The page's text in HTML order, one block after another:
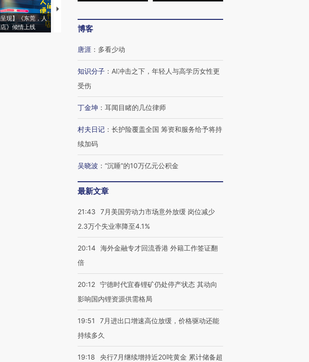
呈现】《东莞，人
》倾情上线
【推广】走进第四届链博
会，让数智科技“链”接产
【特别呈现】寻找100种
CFO：不靠规模取胜，华
博客
唐涯 ： 多看少动
知识分子 ： AI冲击之下，年轻人与高学历女性更
受伤
丁金坤 ： 耳闻目睹的几位律师
村夫日记 ： 长护险覆盖全国 筹资和服务给予将持
续加码
吴晓波 ： “沉睡”的10万亿元公积金
最新文章
21:43
7月美国劳动力市场意外放缓 岗位减少
2.3万个失业率降至4.1%
20:14 海外金融专才回流香港 外籍工作签证翻
倍
20:12 宁德时代宜春锂矿仍处停产状态 其动向
影响国内锂资源供需格局
19:51
7月进出口增速高位放缓，价格驱动还能
持续多久
19:18
央行7月继续增持近20吨黄金 累计储备超